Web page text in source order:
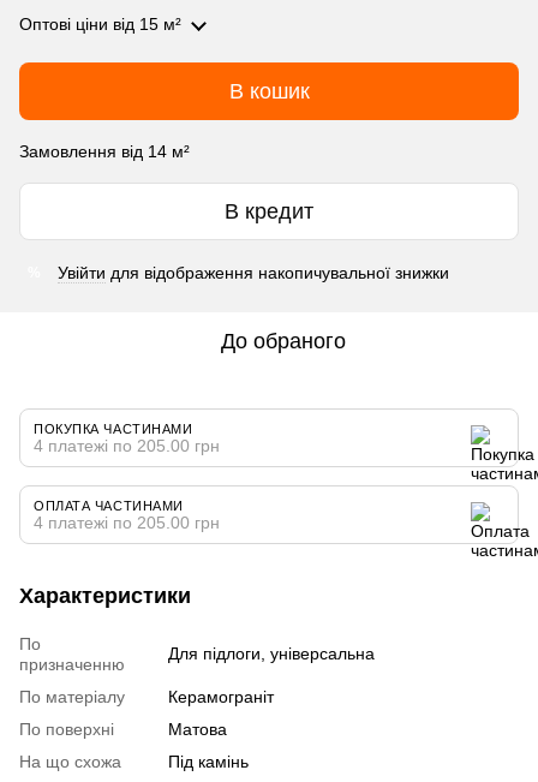
Оптові ціни від 15 м²
В кошик
Замовлення від 14 м²
В кредит
Увійти для відображення накопичувальної знижки
До обраного
ПОКУПКА ЧАСТИНАМИ
4 платежі по 205.00 грн
ОПЛАТА ЧАСТИНАМИ
4 платежі по 205.00 грн
Характеристики
По
призначенню
Для підлоги, універсальна
По матеріалу
Керамограніт
По поверхні
Матова
На що схожа
Під камінь